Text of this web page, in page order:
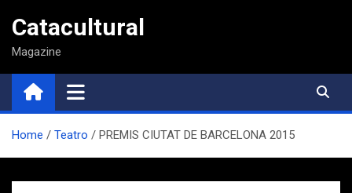
contenido
Catacultural
Magazine
Home Teatro PREMIS CIUTAT DE BARCELONA 2015